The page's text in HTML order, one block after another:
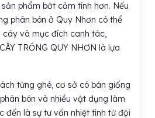
phẩm bớt cảm tính hơn. Nếu
phân bón ở Quy Nhơn có thể
và mục đích canh tác,
TRỒNG QUY NHƠN là lựa
từng ghé, cơ sở có bán giống
bón và nhiều vật dụng làm
đến là sự tư vấn nhiệt tình từ đội